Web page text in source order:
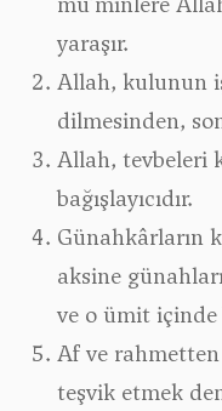
yaraşır.
Allah, kulunun
dilmesinden,
Allah, tevbeleri
bağışlayıcıdır.
Günahkârların
aksine
ve o ümit içinde
Af ve
teşvik etmek